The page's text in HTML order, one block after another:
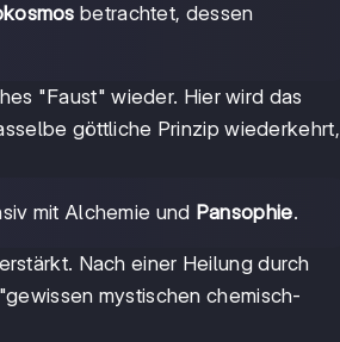
betrachtet, dessen
"Faust" wieder. Hier wird das
göttliche Prinzip wiederkehrt,
mit Alchemie und Pansophie.
Nach einer Heilung durch
mystischen chemisch-